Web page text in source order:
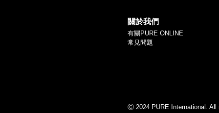
關於我們
有關PURE ONLINE
常見問題
Ⓒ 2024 PURE International. All